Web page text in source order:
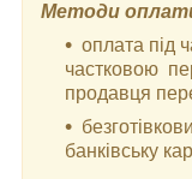
Методи
оплата під
частковою
продавця
банківську